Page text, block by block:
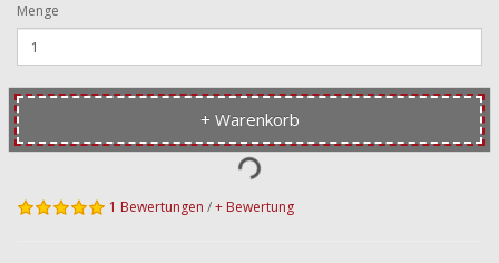
Menge
+ Warenkorb
1 Bewertungen /+ Bewertung